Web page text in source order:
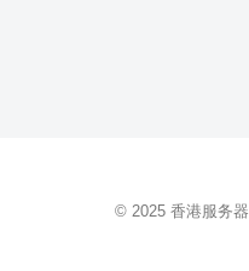
© 2025 香港服务器